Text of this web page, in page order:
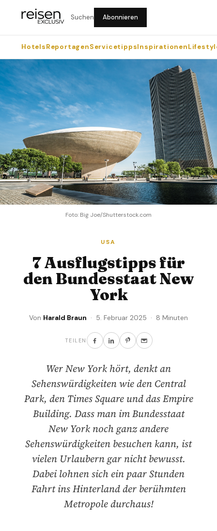
Suchen Abonnieren
HotelsReportagenServicetippsInspirationen
Foto: Big Joe/Shutterstock.com
USA
7 Ausflugstipps für
den Bundesstaat New
York
Von Harald Braun · 5. Februar 2025 · 8 Minuten
TEILEN
Wer New York hört, denkt an
Sehenswürdigkeiten wie den Central
Park, den Times Square und das Empire
Building. Dass man im Bundesstaat
New York noch ganz andere
Sehenswürdigkeiten besuchen kann, ist
vielen Urlaubern gar nicht bewusst.
Dabei lohnen sich ein paar Stunden
Fahrt ins Hinterland der berühmten
Metropole durchaus!